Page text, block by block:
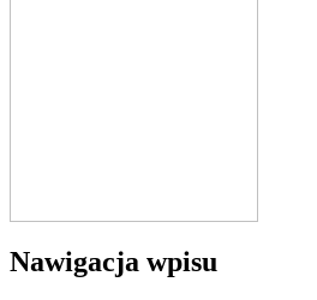
Nawigacja wpisu